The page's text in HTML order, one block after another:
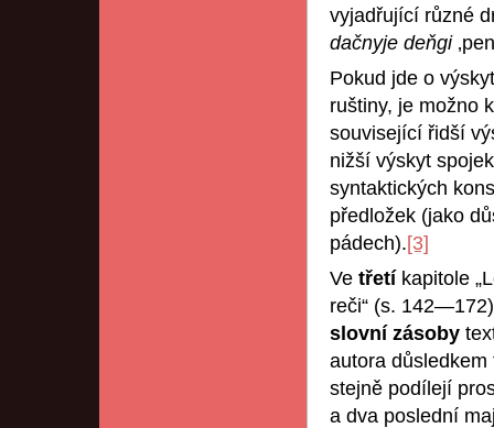
vyjadřující různé
dačnyje deňgi
Pokud jde o
ruštiny, je možno
související řidší
nižší výskyt
syntaktických
předložek (jako
pádech).[3]
Ve třetí kapitole
reči“ (s.
slovní zásoby
autora
stejně podílejí
a dva poslední